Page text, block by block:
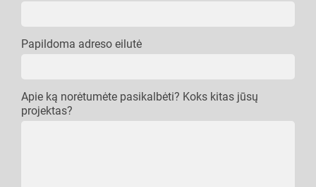
Papildoma adreso eilutė
Apie ką norėtumėte pasikalbėti? Koks kitas jūsų
projektas?